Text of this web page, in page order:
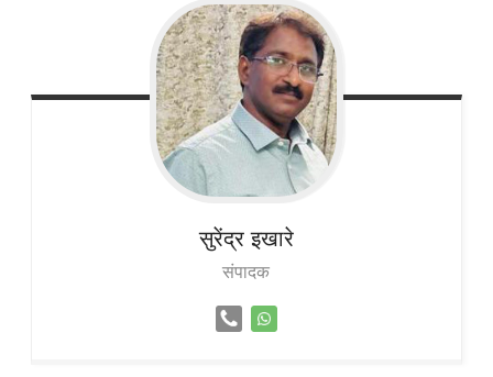
सुरेंद्र इखारे
संपादक